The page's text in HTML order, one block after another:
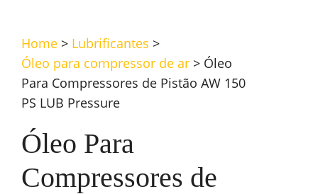
Home > Lubrificantes >
Óleo para compressor de ar > Óleo
Para Compressores de Pistão AW 150
PS LUB Pressure
Óleo Para
Compressores de